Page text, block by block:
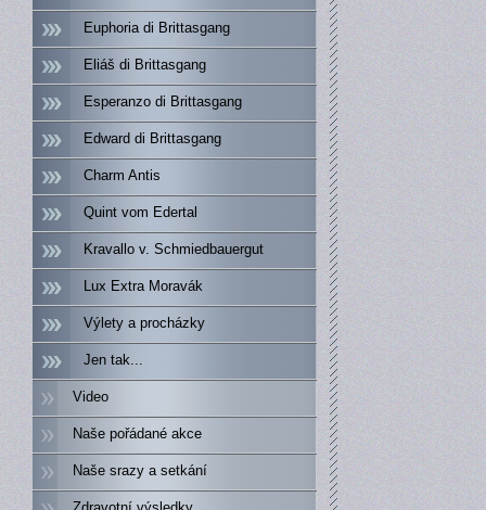
Euphoria di Brittasgang
Eliáš di Brittasgang
Esperanzo di Brittasgang
Edward di Brittasgang
Charm Antis
Quint vom Edertal
Kravallo v. Schmiedbauergut
Lux Extra Moravák
Výlety a procházky
Jen tak...
Video
Naše pořádané akce
Naše srazy a setkání